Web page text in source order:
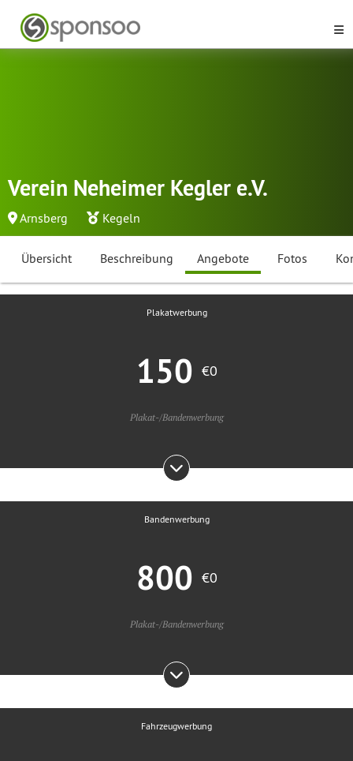
Verein Neheimer Kegler e.V.
Arnsberg Kegeln
Übersicht Beschreibung Angebote Fotos
Plakatwerbung
150 €0
Plakat-/Bandenwerbung
Bandenwerbung
800 €0
Plakat-/Bandenwerbung
Fahrzeugwerbung